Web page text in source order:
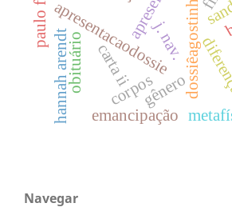
apresentacaodossie
j. nav.
carta ii
obituário corposgênero
emancipação
hannah arendt
Navegar